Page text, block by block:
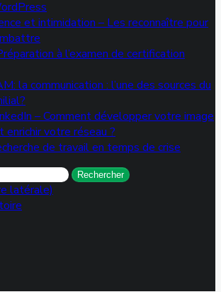
et intimidation – Les reconnaître pour
à l’examen de certification
la communication : l’une des sources du
– Comment développer votre image
enrichir votre réseau ?
de travail en temps de crise
Rechercher
latérale)